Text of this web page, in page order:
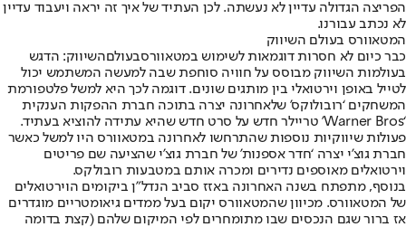
הפריצה הגדולה עדיין לא נעשתה. לכן העתיד של איך זה יראה ויעבוד עדיין
לא נכתב עבורנו.
המטאוורס בעולם השיווק
כבר כיום לא חסרות דוגמאות לשימוש במטאוורסבעולםהשיווק: הדגש
בעולמות השיווק מבוסס על חוויה סוחפת שבה למעשה המשתמש יכול
לטייל באופן וירטואלי בין מותגים שונים. דוגמה לכך היא למשל פלטפורמת
המשחקים ‘רובולוקס’ שלאחרונה יצרה בתוכה חברת ההפקות הענקית
‘Warner Bros’ טריילר חדש על סרט חדש שהיא עתידה להוציא בעתיד.
פעולות שיווקיות נוספות שהתרחשו לאחרונה במטאוורס היו למשל כאשר
חברת גוצ’י יצרה ‘חדר אספנות’ של חברת גוצ’י שהציעה שם פריטים
וירטואלים מאוספים נדירים ומכרה אותם במטבעות רובולקס.
בנוסף, מתפתח בשנה האחרונה באזז סביב הנדל”ן ביקומים הוירטואלים
של המטאוורס. מכיוון שהמטאוורס יקום בעל ממדים גיאומטריים מוגדרים
אז ברור שגם הנכסים שבו מתומחרים לפי המיקום שלהם (קצת בדומה